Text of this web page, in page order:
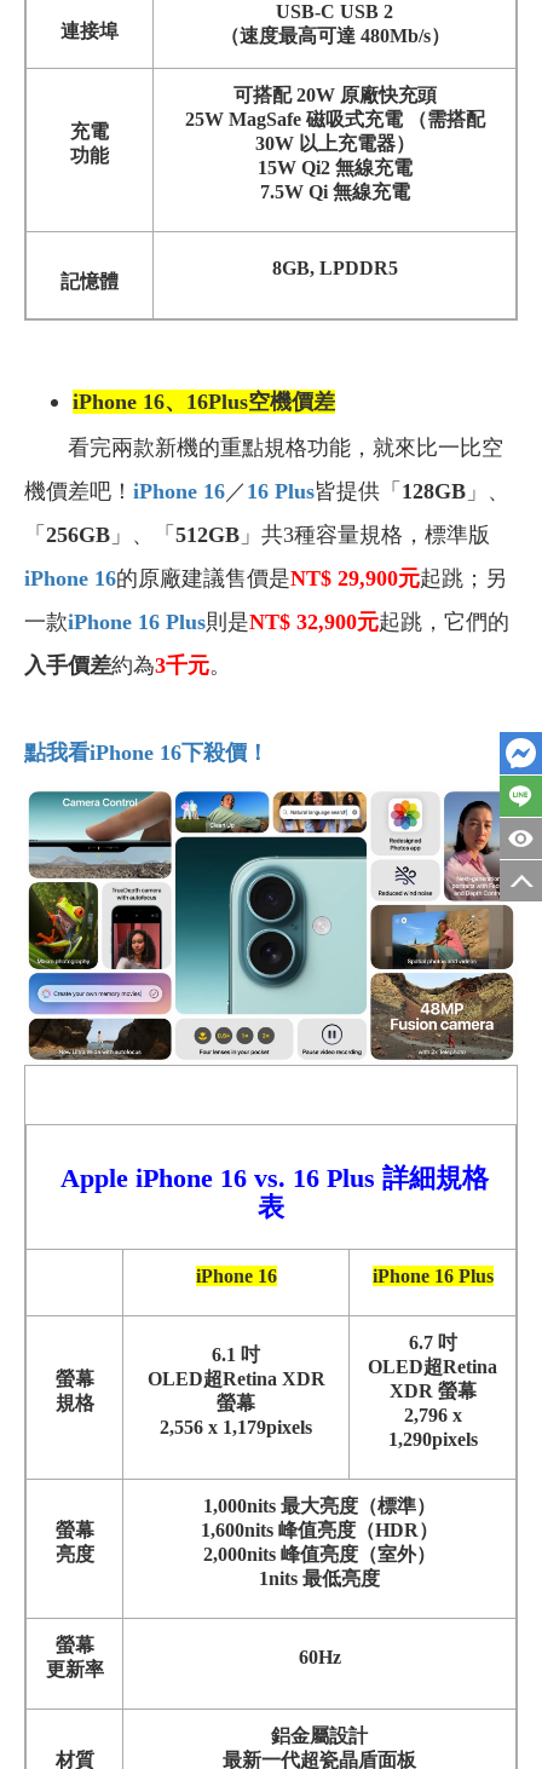
連接埠
USB-C USB 2
（速度最高可達 480Mb/s）
充電
功能
可搭配 20W 原廠快充頭
25W MagSafe 磁吸式充電 （需搭配
30W 以上充電器）
15W Qi2 無線充電
7.5W Qi 無線充電
記憶體
8GB, LPDDR5
iPhone 16、16Plus空機價差
看完兩款新機的重點規格功能，就來比一比空
機價差吧！ iPhone 16／ 16 Plus皆提供「 128GB 」、
「 256GB 」、「 512GB 」共3種容量規格，標準版
iPhone 16的原廠建議售價是NT$ 29,900元起跳；另
一款iPhone 16 Plus則是NT$ 32,900元起跳，它們的
入手價差約為3千元。
點我看iPhone 16下殺價！
Apple iPhone 16 vs. 16 Plus 詳細規格
表
iPhone 16 iPhone 16 Plus
螢幕
規格
6.1 吋
OLED超Retina XDR
螢幕
2,556 x 1,179pixels
6.7 吋
OLED超Retina
XDR 螢幕
2,796 x
1,290pixels
螢幕
亮度
1,000nits 最大亮度（標準）
1,600nits 峰值亮度（HDR）
2,000nits 峰值亮度（室外）
1nits 最低亮度
螢幕
更新率
60Hz
材質
鋁金屬設計
最新一代超瓷晶盾面板